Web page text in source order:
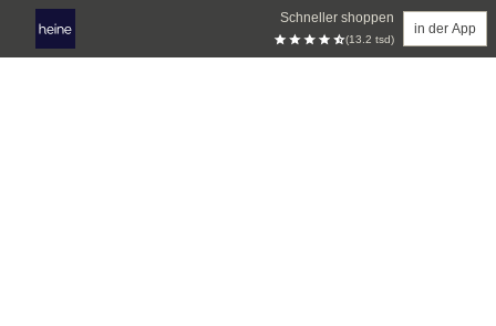
Schneller shoppen
(13.2 tsd)
in der App